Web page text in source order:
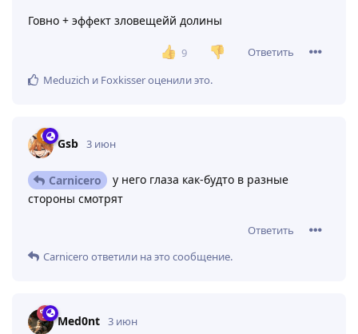
Carnicero это василий если что
Ответить
0Wolk0
Carnicero
у него глаза как-будто в разные